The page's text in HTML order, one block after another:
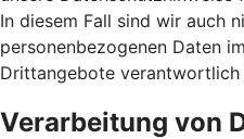
In diesem Fall sind wir auch
personenbezogenen Daten
Drittangebote verantwortlich
Verarbeitung von